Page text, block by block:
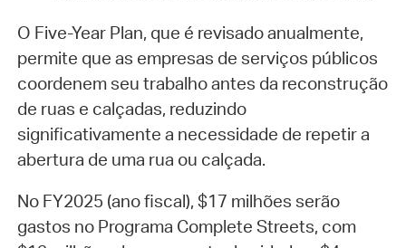
O Five-Year Plan, que é revisado anualmente,
permite que as empresas de serviços públicos
coordenem seu trabalho antes da reconstrução
de ruas e calçadas, reduzindo
significativamente a necessidade de repetir a
abertura de uma rua ou calçada.
No FY2025 (ano fiscal), $17 milhões serão
gastos no Programa Complete Streets, com